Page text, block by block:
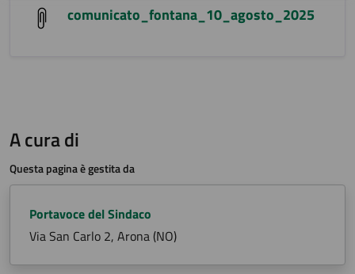
comunicato_fontana_10_agosto_2025
A cura di
Questa pagina è gestita da
Portavoce del Sindaco
Via San Carlo 2, Arona (NO)